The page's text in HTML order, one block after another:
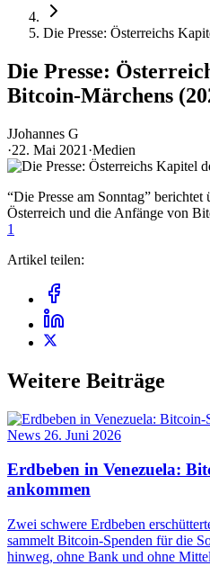
Die Presse: Österreichs
Die Presse:
Bitcoin-Märchens
JJohannes G
·22. Mai 2021 ·Medien
“Die Presse am Sonntag”
Österreich und die Anfänge von
1
Artikel teilen:
Weitere Beiträge
News 26. Juni 2026
Erdbeben in Venezuela:
ankommen
Zwei schwere Erdbeben
sammelt Bitcoin-Spenden für die
hinweg, ohne Bank und ohne